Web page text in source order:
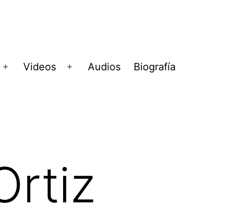
Abrir
Videos
Abrir
Audios Biografía